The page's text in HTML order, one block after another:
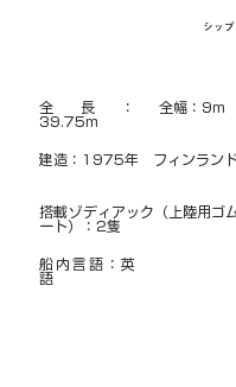
シッ
全長：
39.75m
全幅：9m
建造：1975年　フィンラン
搭載ゾディアック（上陸用ゴ
ート）：2隻
船内言語：英
語